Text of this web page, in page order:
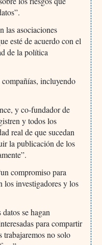
las asociaciones
esté de acuerdo con el
de la política
incluyendo
y co-fundador de
y todos los
real de que sucedan
la publicación de los
compromiso para
los investigadores y los
se hagan
para compartir
trabajaremos no solo